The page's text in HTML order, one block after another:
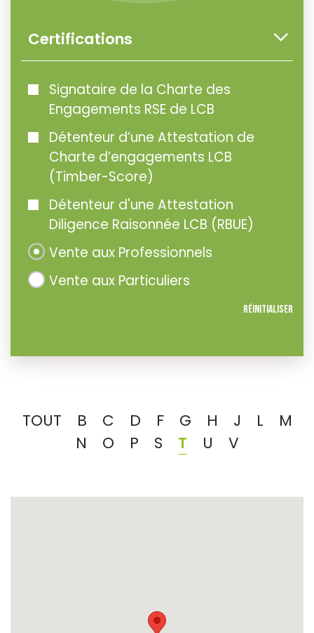
Certifications
Signataire de la Charte des
Engagements RSE de LCB
Détenteur d’une Attestation de
Charte d’engagements LCB
(Timber-Score)
Détenteur d'une Attestation
Diligence Raisonnée LCB (RBUE)
Vente aux Professionnels
Vente aux Particuliers
Réinitialiser
TOUT B C D F G H J L
M
N
O P S T U V